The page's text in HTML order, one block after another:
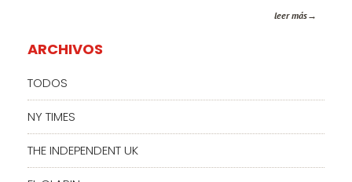
leer más
ARCHIVOS
TODOS
NY TIMES
THE INDEPENDENT UK